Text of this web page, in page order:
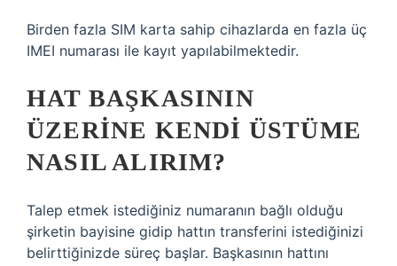
Birden fazla SIM karta sahip cihazlarda en fazla üç
IMEI numarası ile kayıt yapılabilmektedir.
HAT BAŞKASININ
ÜZERINE KENDI ÜSTÜME
NASIL ALIRIM?
Talep etmek istediğiniz numaranın bağlı olduğu
şirketin bayisine gidip hattın transferini istediğinizi
belirttiğinizde süreç başlar. Başkasının hattını